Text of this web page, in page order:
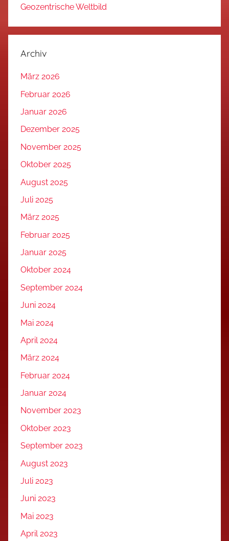
Geozentrische Weltbild
Archiv
März 2026
Februar 2026
Januar 2026
Dezember 2025
November 2025
Oktober 2025
August 2025
Juli 2025
März 2025
Februar 2025
Januar 2025
Oktober 2024
September 2024
Juni 2024
Mai 2024
April 2024
März 2024
Februar 2024
Januar 2024
November 2023
Oktober 2023
September 2023
August 2023
Juli 2023
Juni 2023
Mai 2023
April 2023